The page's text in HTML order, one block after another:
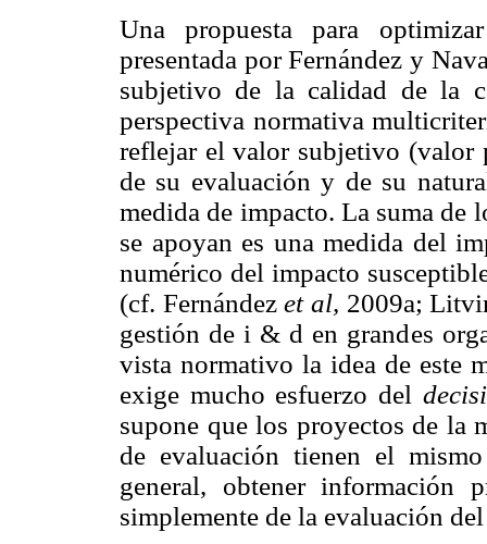
Una propuesta para
presentada por Fernández y
subjetivo de la calidad de la
perspectiva normativa
reflejar el valor subjetivo (valor
de su evaluación y de su
medida de impacto. La suma de
se apoyan es una medida del
numérico del impacto
(cf. Fernándezet al, 2009a;
gestión de i & d en grandes
vista normativo la idea de este
exige mucho esfuerzo del
supone que los proyectos de la
de evaluación tienen el
general, obtener información
simplemente de la evaluación